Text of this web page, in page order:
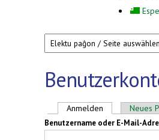
Haupt-Reiter
Anmelden (aktiver Reiter)
Neues
Benutzername oder E-Mail-